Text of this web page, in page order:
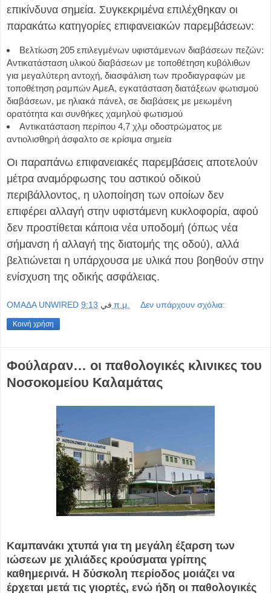
επικίνδυνα σημεία. Συγκεκριμένα επιλέχθηκαν οι
παρακάτω κατηγορίες επιφανειακών παρεμβάσεων:
Βελτίωση 205 επιλεγμένων υφιστάμενων διαβάσεων πεζών:
Αντικατάσταση υλικού διαβάσεων με τοποθέτηση κυβόλιθων
για μεγαλύτερη αντοχή, διασφάλιση των προδιαγραφών με
τοποθέτηση ραμπών ΑμεΑ, εγκατάσταση διατάξεων φωτισμού
διαβάσεων, με ηλιακά πάνελ, σε διαβάσεις με μειωμένη
ορατότητα και συνθήκες χαμηλού φωτισμού
Αντικατάσταση περίπου 4,7 χλμ οδοστρώματος με
αντιολισθηρή άσφαλτο σε κρίσιμα σημεία
Οι παραπάνω επιφανειακές παρεμβάσεις αποτελούν
μέτρα αναμόρφωσης του αστικού οδικού
περιβάλλοντος, η υλοποίηση των οποίων δεν
επιφέρει αλλαγή στην υφιστάμενη κυκλοφορία, αφού
δεν προστίθεται κάποια νέα υποδομή (όπως νέα
σήμανση ή αλλαγή της διατομής της οδού), αλλά
βελτιώνεται η υπάρχουσα με υλικά που βοηθούν στην
ενίσχυση της οδικής ασφάλειας.
OMAΔΑ UNWIRED في 9:13 π.μ. Δεν υπάρχουν σχόλια:
Κοινή χρήση
Φούλαραν… οι παθολογικές κλινικες του
Νοσοκομείου Καλαμάτας
Καμπανάκι χτυπά για τη μεγάλη έξαρση των
ιώσεων με χιλιάδες κρούσματα γρίπης
καθημερινά. Η δύσκολη περίοδος μοιάζει να
έρχεται μετά τις γιορτές, ενώ ήδη οι παθολογικές